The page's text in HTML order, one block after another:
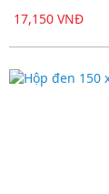
17,150 VNĐ